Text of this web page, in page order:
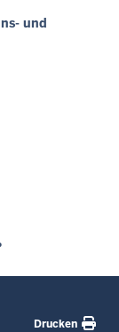
und
Drucken